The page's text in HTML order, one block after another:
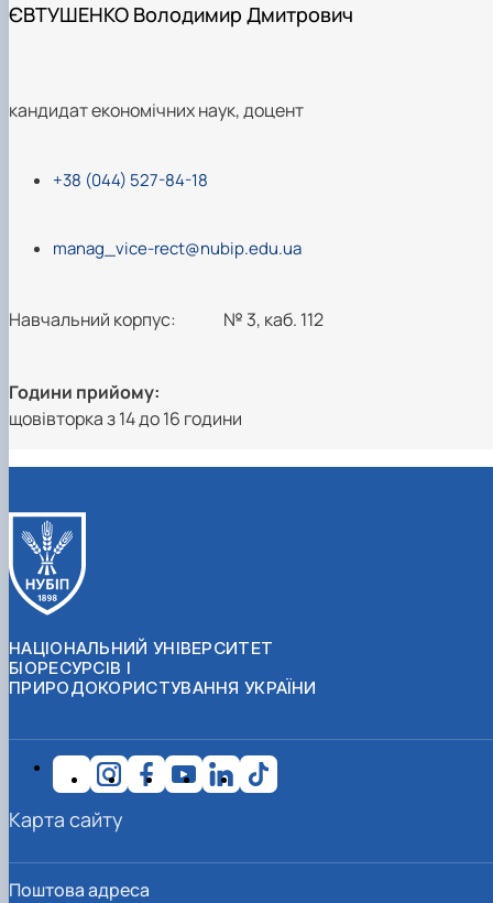
ЄВТУШЕНКО Володимир Дмитрович
кандидат економічних наук, доцент
+38 (044) 527-84-18
manag_vice-rect@nubip.edu.ua
Навчальний корпус: № 3, каб. 112
Години прийому:
щовівторка з 14 до 16 години
НАЦІОНАЛЬНИЙ УНІВЕРСИТЕТ
БІОРЕСУРСІВ І
ПРИРОДОКОРИСТУВАННЯ УКРАЇНИ
Поштова адреса
Карта сайту